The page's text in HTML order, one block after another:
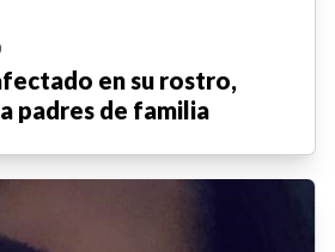
en su rostro,
padres de familia